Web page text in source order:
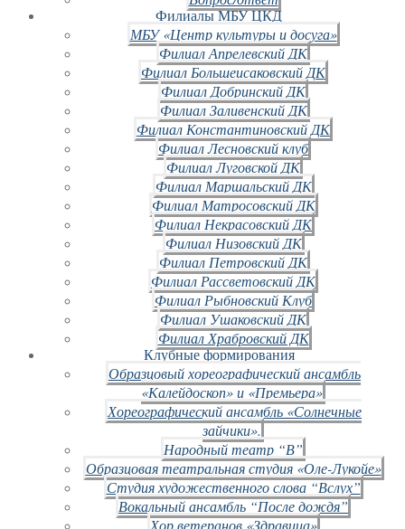
Филиалы МБУ ЦКД
МБУ «Центр культуры и досуга»
Филиал Апрелевский ДК
Филиал Большеисаковский ДК
Филиал Добринский ДК
Филиал Заливенский ДК
Филиал Константиновский ДК
Филиал Лесновский клуб
Филиал Луговской ДК
Филиал Маршальский ДК
Филиал Матросовский ДК
Филиал Некрасовский ДК
Филиал Низовский ДК
Филиал Петровский ДК
Филиал Рассветовский ДК
Филиал Рыбновский Клуб
Филиал Ушаковский ДК
Филиал Храбровский ДК
Клубные формирования
Образцовый хореографический ансамбль
«Калейдоскоп» и «Премьера»
Хореографический ансамбль «Солнечные
зайчики».
Народный театр “В”
Образцовая театральная студия «Оле-Лукойе»
Студия художественного слова “Вслух”
Вокальный ансамбль “После дождя”